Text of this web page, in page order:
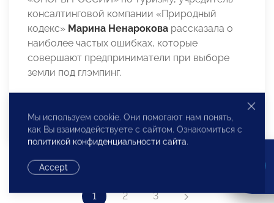
консалтинговой компании «Природный
кодекс» Марина Ненарокова рассказала о
наиболее частых ошибках, которые
совершают предприниматели при выборе
земли под глэмпинг.
1 2 3
Мы используем cookie. Они помогают нам понять,
как Вы взаимодействуете с сайтом. Ознакомиться с
политикой конфиденциальности сайта.
Accept